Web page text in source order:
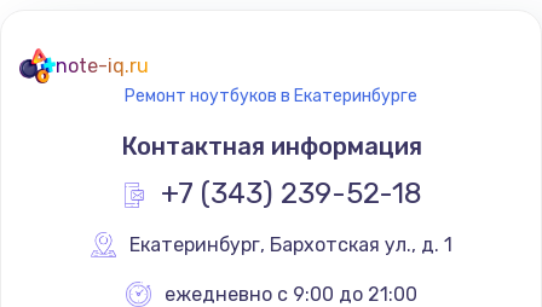
note-iq.ru
Ремонт ноутбуков в Екатеринбурге
Контактная информация
+7 (343) 239-52-18
Екатеринбург, Бархотская ул., д. 1
ежедневно с 9:00 до 21:00